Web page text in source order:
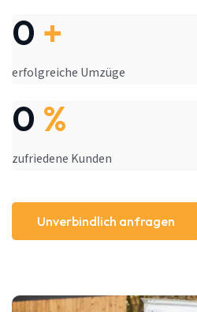
0 +
erfolgreiche Umzüge
0 %
zufriedene Kunden
Unverbindlich anfragen